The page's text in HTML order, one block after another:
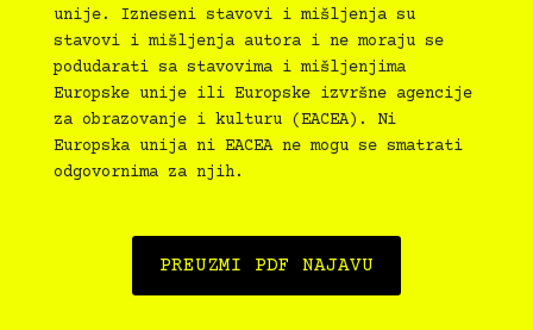
unije. Izneseni stavovi i mišljenja su
stavovi i mišljenja autora i ne moraju se
podudarati sa stavovima i mišljenjima
Europske unije ili Europske izvršne agencije
za obrazovanje i kulturu (EACEA). Ni
Europska unija ni EACEA ne mogu se smatrati
odgovornima za njih.
PREUZMI PDF NAJAVU